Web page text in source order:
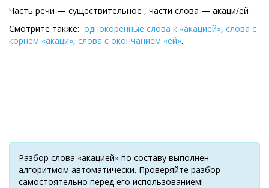
Часть речи — существительное , части слова — акаци/ей .
Смотрите также: однокоренные слова к «акацией», слова с
корнем «акаци», слова с окончанием «ей».
Разбор слова «акацией» по составу выполнен
алгоритмом автоматически. Проверяйте разбор
самостоятельно перед его использованием!